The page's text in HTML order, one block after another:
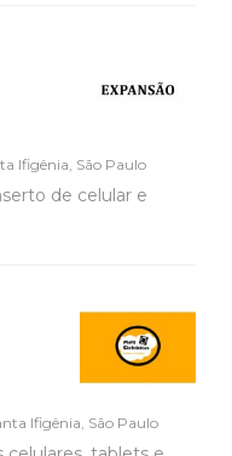
Ifigênia, São Paulo
de celular e
Ifigênia, São Paulo